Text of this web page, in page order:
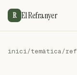
R El Refranyer
inici/temàtica/